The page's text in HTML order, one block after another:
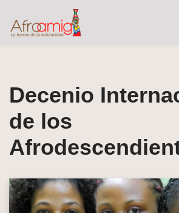
Saltar
Decenio
de los